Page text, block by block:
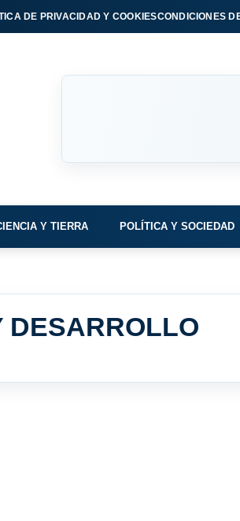
DE PRIVACIDAD Y COOKIESCONDICIONES
Y TIERRA POLÍTICA Y SOCIEDAD
DESARROLLO